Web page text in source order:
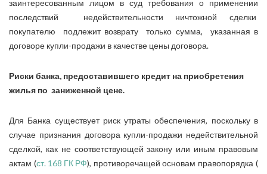
заинтересованным лицом в суд требования о применении
последствий недействительности ничтожной сделки
покупателю подлежит возврату только сумма, указанная в
договоре купли-продажи в качестве цены договора.
Риски банка, предоставившего кредит на приобретения
жилья по заниженной цене.
Для Банка существует риск утраты обеспечения, поскольку в
случае признания договора купли-продажи недействительной
сделкой, как не соответствующей закону или иным правовым
актам (ст. 168 ГК РФ), противоречащей основам правопорядка (